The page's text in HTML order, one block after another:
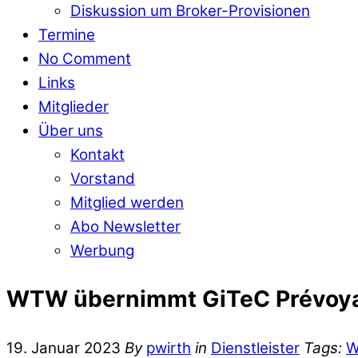
Diskussion um Broker-Provisionen
Termine
No Comment
Links
Mitglieder
Über uns
Kontakt
Vorstand
Mitglied werden
Abo Newsletter
Werbung
WTW übernimmt GiTeC
19. Januar 2023 By pwirth in Dienstleister Tags: